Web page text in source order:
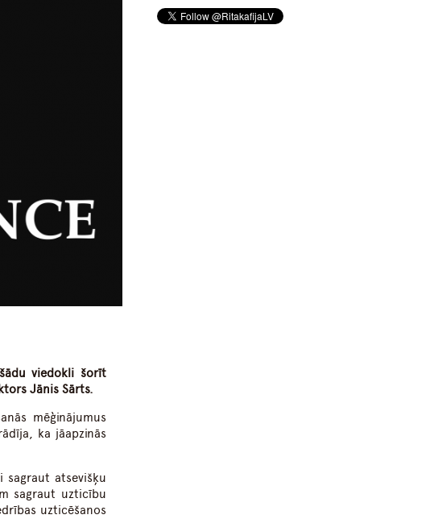
viedokli šorīt
Jānis Sārts.
mēģinājumus
ka jāapzinās
sagraut atsevišķu
sagraut uzticību
uzticēšanos